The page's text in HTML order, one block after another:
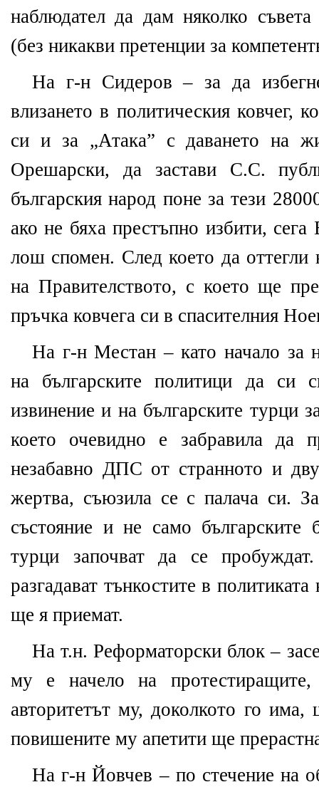
наблюдател да дам няколко
(без никакви претенции за
На г-н Сидеров – за да
влизането в политическия ковчег,
си и за „Атака” с даването на
Орешарски, да застави С.С.
българския народ поне за тези
ако не бяха престъпно избити,
лош спомен. След което да оттегли
на Правителството, с което ще
пръчка ковчега си в спасителния
На г-н Местан – като начало за
на българските политици да
извинение и на българските турци
което очевидно е забравила да
незабавно ДПС от странното и
жертва, съюзила се с палача си.
състояние и не само българските
турци започват да се
разгадават тънкостите в
ще я приемат.
На т.н. Реформаторски блок –
му е начело на протестиращите,
авторитетът му, доколкото го
повишените му апетити ще
На г-н Йовчев – по стечение на